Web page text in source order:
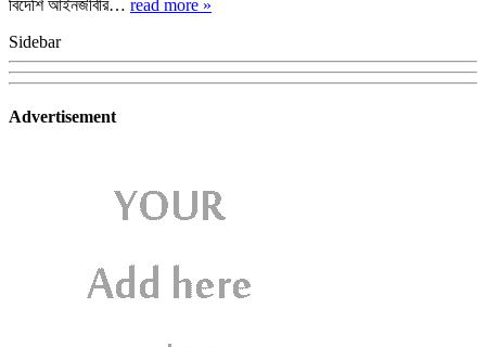
বিদেশি আইনজীবীর… read more »
Sidebar
Advertisement